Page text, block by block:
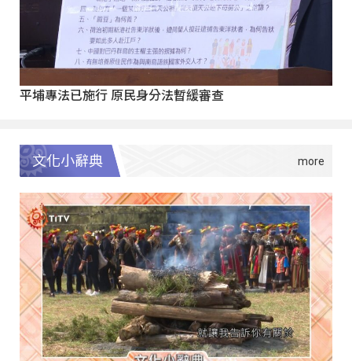
平埔專法已施行 原民身分法暫緩審查
文化小辭典